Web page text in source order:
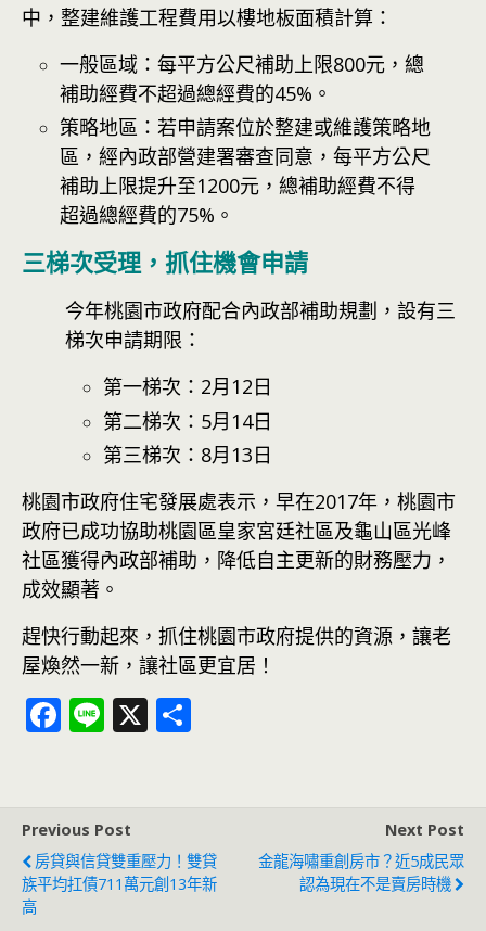
中，整建維護工程費用以樓地板面積計算：
一般區域：每平方公尺補助上限800元，總
補助經費不超過總經費的45%。
策略地區：若申請案位於整建或維護策略地
區，經內政部營建署審查同意，每平方公尺
補助上限提升至1200元，總補助經費不得
超過總經費的75%。
三梯次受理，抓住機會申請
今年桃園市政府配合內政部補助規劃，設有三
梯次申請期限：
第一梯次：2月12日
第二梯次：5月14日
第三梯次：8月13日
桃園市政府住宅發展處表示，早在2017年，桃園市
政府已成功協助桃園區皇家宮廷社區及龜山區光峰
社區獲得內政部補助，降低自主更新的財務壓力，
成效顯著。
趕快行動起來，抓住桃園市政府提供的資源，讓老
屋煥然一新，讓社區更宜居！
F
b
o
o
Li X
Previous Post
房貸與信貸雙重壓力！雙貸
族平均扛債711萬元創13年新
高
Next Post
金龍海嘯重創房市？近5成民眾
認為現在不是賣房時機